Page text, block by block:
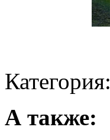
Категория:
А также: